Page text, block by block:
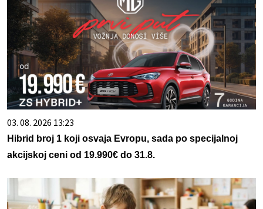
03. 08. 2026 13:23
Hibrid broj 1 koji osvaja Evropu, sada po specijalnoj
akcijskoj ceni od 19.990€ do 31.8.